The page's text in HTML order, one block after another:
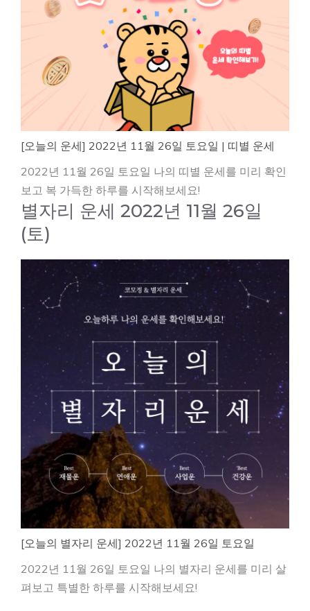
[오늘의 운세] 2022년 11월 26일 토요일 | 띠별 운세
2022년 11월 26일 토요일 나의 띠별 운세를 미리 확인
보고 복 가득한 하루를 시작해보세요!
별자리 운세 2022년 11월 26일
(토)
[오늘의 별자리 운세] 2022년 11월 26일 토요일
2022년 11월 26일 토요일 나의 별자리 운세를 미리 살
펴보고 특별한 하루를 시작해보세요!